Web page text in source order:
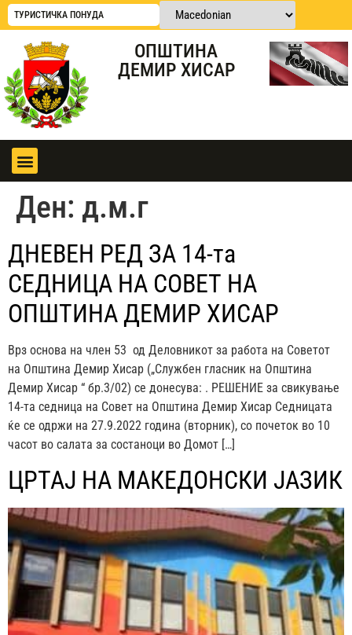
ТУРИСТИЧКА ПОНУДА
ОПШТИНА
ДЕМИР ХИСАР
Ден: д.м.г
ДНЕВЕН РЕД ЗА 14-та
СЕДНИЦА НА СОВЕТ НА
ОПШТИНА ДЕМИР ХИСАР
Врз основа на член 53 од Деловникот за работа на Советот
на Општина Демир Хисар („Службен гласник на Општина
Демир Хисар “ бр.3/02) се донесува: . РЕШЕНИЕ за свикување
14-та седница на Совет на Општина Демир Хисар Седницата
ќе се одржи на 27.9.2022 година (вторник), со почеток во 10
часот во салата за состаноци во Домот […]
ЦРТАЈ НА МАКЕДОНСКИ ЈАЗИК